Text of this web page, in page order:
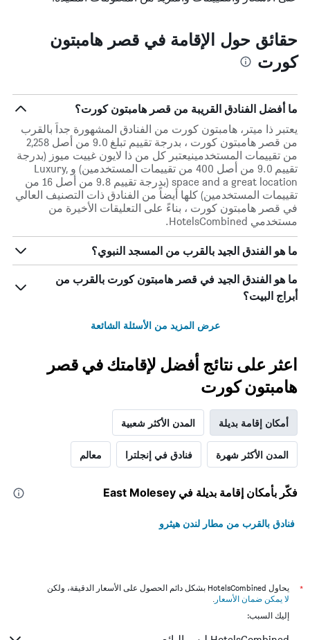
حقائق حول الإقامة في قصر هامبتون
كورت
ما أفضل الفنادق القريبة من قصر هامبتون كورت؟
يعتبر ذا ميتر، هامبتون كورت من الفنادق المشهورة جداً بالقرب
من قصر هامبتون كورت ، بدرجة تقييم تبلغ 9.0 من أصل 2,258
من تقييمات المستخدمينيعتبر كل من ذا لايون غييت ميوز (بدرجة
تقييم 9.0 من أصل 400 من تقييمات المستخدمين) و Luxury,
space and a great location (بدرجة تقييم 9.8 من أصل 16 من
تقييمات المستخدمين) كلها أيضاً من الفنادق ذات التصنيف العالي
في قصر هامبتون كورت ، بناءً على التعليقات الأخيرة من
مستخدمي HotelsCombined.
ما هو الفندق الجيد بالقرب من المسجد النبوي؟
ما هو الفندق الجيد في قصر هامبتون كورت بالقرب من
أبراج البيت؟
عرض المزيد من الأسئلة الشائعة
اعثر على نتائج أفضل لإقامتك في قصر
هامبتون كورت
أمكان إقامة بديلة المدن الأكثر شعبية
المدن الأكثر شهرة فنادق في إنجلترا معالم
فكّر بأمكان إقامة بديلة في East Molesey
فنادق بالقرب من مطار لندن هيثرو
*
يحاول HotelsCombined بشكل دائم الحصول على الأسعار الدقيقة، ولكن
لا يمكن ضمان الأسعار .
إليك السبب: